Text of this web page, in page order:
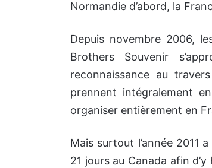
Normandie d’abord, la
Depuis novembre 2006,
Brothers Souvenir
reconnaissance au
prennent intégralement
organiser entièrement en
Mais surtout l’année 2011
21 jours au Canada afin